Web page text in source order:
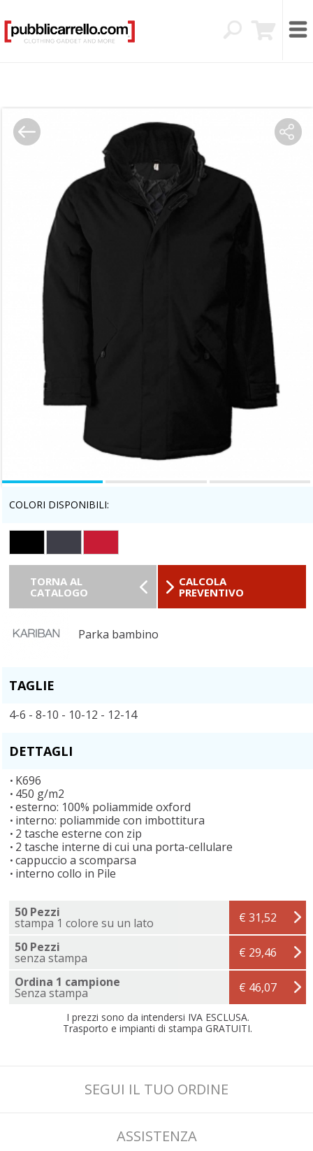
COLORI DISPONIBILI:
TORNA AL
CATALOGO
CALCOLA
PREVENTIVO
Parka bambino
TAGLIE
4-6 - 8-10 - 10-12 - 12-14
DETTAGLI
K696
450 g/m2
esterno: 100% poliammide oxford
interno: poliammide con imbottitura
2 tasche esterne con zip
2 tasche interne di cui una porta-cellulare
cappuccio a scomparsa
interno collo in Pile
50 Pezzi
stampa 1 colore su un lato
€ 31,52
50 Pezzi
senza stampa
€ 29,46
Ordina 1 campione
Senza stampa € 46,07
I prezzi sono da intendersi IVA ESCLUSA.
Trasporto e impianti di stampa GRATUITI.
SEGUI IL TUO ORDINE
ASSISTENZA